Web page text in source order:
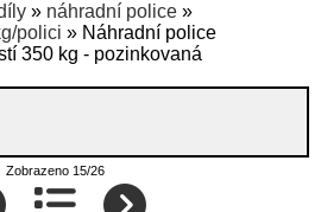
» náhradní police »
polici » Náhradní police
350 kg - pozinkovaná
Zobrazeno 15/26